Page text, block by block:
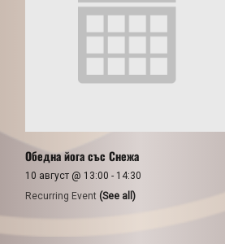
Обедна йога със Снежа
10 август @ 13:00 - 14:30
Recurring Event (See all)